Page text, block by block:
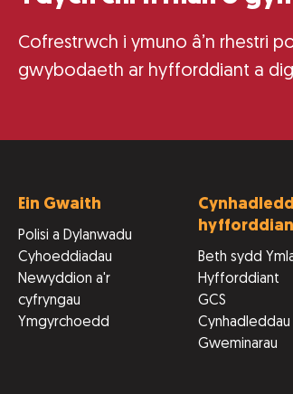
Cofrestrwch i ymuno â’n rhestri
gwybodaeth ar hyfforddiant a
Ein Gwaith
Polisi a Dylanwadu
Cyhoeddiadau
Newyddion a'r
cyfryngau
Ymgyrchoedd
Beth sydd
Hyfforddiant
GCS
Cynhadleddau
Gweminarau